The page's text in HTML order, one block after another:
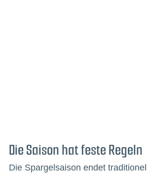
Die Saison hat feste Regeln
Die Spargelsaison endet